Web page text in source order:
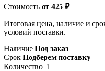
Стоимость от 425 ₽
Итоговая цена, наличие и
условий поставки.
Наличие Под заказ
Срок Подберем поставку
Количество